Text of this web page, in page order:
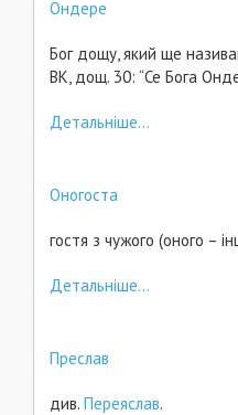
Ондере
Бог дощу, який ще
ВК, дощ. 30: “Се Бога
Детальніше...
Оногоста
гостя з чужого (оного –
Детальніше...
Преслав
див. Переяслав.